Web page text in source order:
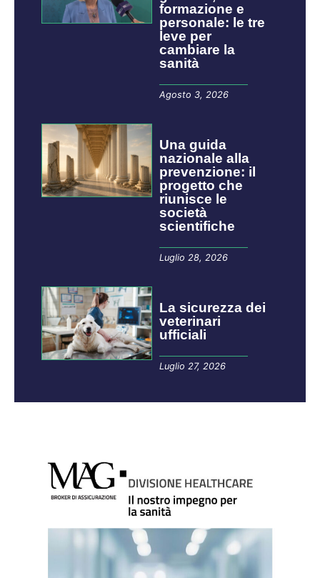
formazione e
personale: le tre
leve per
cambiare la
sanità
Agosto 3, 2026
​​​​Una guida
nazionale alla
prevenzione: il
progetto che
riunisce le
società
scientifiche
Luglio 28, 2026
La sicurezza dei
veterinari
ufficiali
Luglio 27, 2026